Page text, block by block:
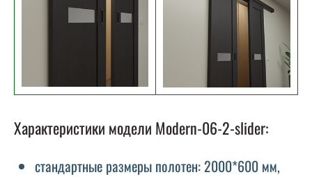
Характеристики модели Modern-06-2-slider:
стандартные размеры полотен: 2000*600 мм,